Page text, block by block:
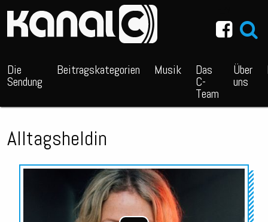
Die
Sendung
Beitragskategorien Musik Das
C-
Team
Über
uns
Alltagsheldin
Audio-
Player